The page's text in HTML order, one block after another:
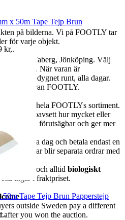
på bilderna. Vi på FOOTLY tar
för varje objekt.
i Taberg, Jönköping. Välj
inget. När varan är
hämta dygnet runt, alla dagar.
tillfaller varan FOOTLY.
på hela FOOTLYs sortiment.
order, oavsett hur mycket eller
enkel och förutsägbar och ger mer
samma dag och betala endast en
flera dagar blir separata ordrar med
leverans och alltid biologiskt
ingår i fraktpriset.
outside Sweden pay a different
after you won the auction.
x 50m Tape Tejp Brun
kr,.
Tape Tejp Brun Papperstejp
,.